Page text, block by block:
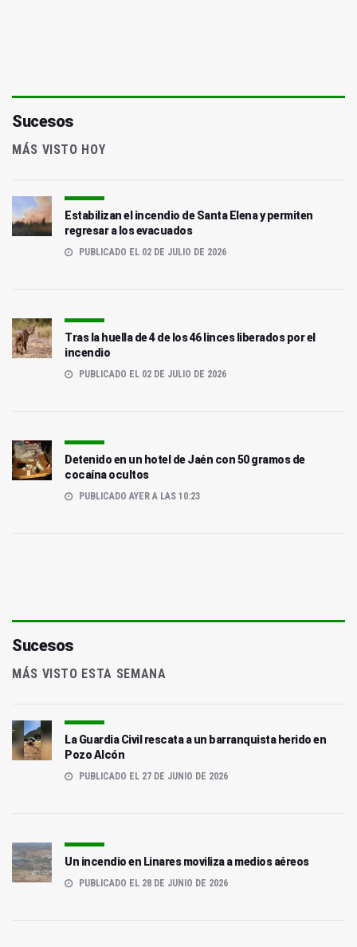
Sucesos
MÁS VISTO HOY
Estabilizan el incendio de Santa Elena y permiten
regresar a los evacuados
PUBLICADO EL 02 DE JULIO DE 2026
Tras la huella de 4 de los 46 linces liberados por el
incendio
PUBLICADO EL 02 DE JULIO DE 2026
Detenido en un hotel de Jaén con 50 gramos de
cocaína ocultos
PUBLICADO AYER A LAS 10:23
Sucesos
MÁS VISTO ESTA SEMANA
La Guardia Civil rescata a un barranquista herido en
Pozo Alcón
PUBLICADO EL 27 DE JUNIO DE 2026
Un incendio en Linares moviliza a medios aéreos
PUBLICADO EL 28 DE JUNIO DE 2026